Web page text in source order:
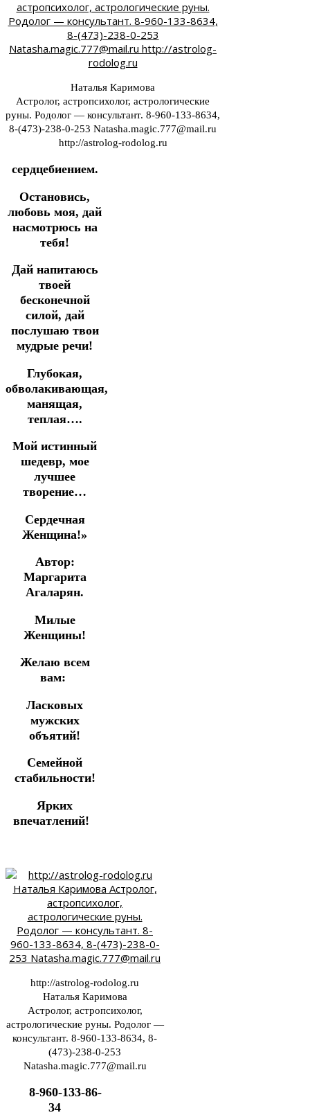
Наталья Каримова
Астролог, астропсихолог, астрологические
руны. Родолог — консультант. 8-960-133-8634,
8-(473)-238-0-253 Natasha.magic.777@mail.ru
http://astrolog-rodolog.ru
сердцебиением.
Остановись,
любовь моя, дай
насмотрюсь на
тебя!
Дай напитаюсь
твоей
бесконечной
силой, дай
послушаю твои
мудрые речи!
Глубокая,
обволакивающая,
манящая,
теплая….
Мой истинный
шедевр, мое
лучшее
творение…
Сердечная
Женщина!»
Автор:
Маргарита
Агаларян.
Милые
Женщины!
Желаю всем
вам:
Ласковых
мужских
объятий!
Семейной
стабильности!
Ярких
впечатлений!
http://astrolog-rodolog.ru
Наталья Каримова
Астролог, астропсихолог,
астрологические руны. Родолог —
консультант. 8-960-133-8634, 8-
(473)-238-0-253
Natasha.magic.777@mail.ru
8-960-133-86-
34